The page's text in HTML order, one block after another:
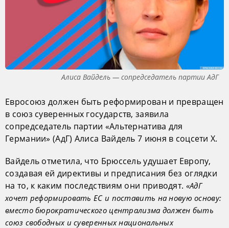
Алиса Вайдель — сопредседатель партии АдГ
Евросоюз должен быть реформирован и превращен
в союз суверенных государств, заявила
сопредседатель партии «Альтернатива для
Германии» (АдГ) Алиса Вайдель 7 июня в соцсети X.
Вайдель отметила, что Брюссель удушает Европу,
создавая ей директивы и предписания без оглядки
на то, к каким последствиям они приводят. «АдГ
хочет реформировать ЕС и поставить на новую основу:
вместо бюрократического централизма должен быть
союз свободных и суверенных национальных